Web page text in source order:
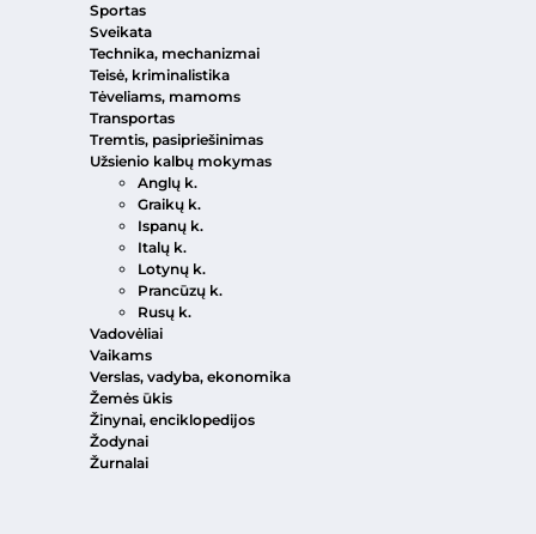
Sportas
Sveikata
Technika, mechanizmai
Teisė, kriminalistika
Tėveliams, mamoms
Transportas
Tremtis, pasipriešinimas
Užsienio kalbų mokymas
Anglų k.
Graikų k.
Ispanų k.
Italų k.
Lotynų k.
Prancūzų k.
Rusų k.
Vadovėliai
Vaikams
Verslas, vadyba, ekonomika
Žemės ūkis
Žinynai, enciklopedijos
Žodynai
Žurnalai